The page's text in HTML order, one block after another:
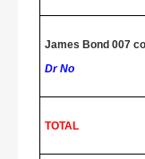
James Bond 007
Dr No
TOTAL